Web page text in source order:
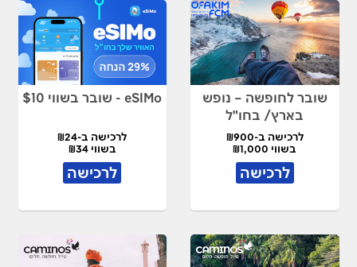
שובר לחופשה – נופש
בארץ/ בחו"ל
לרכישה ב-₪900
בשווי ₪1,000
לרכישה
eSIMo - שובר בשווי $10
לרכישה ב-₪24
בשווי ₪34
לרכישה